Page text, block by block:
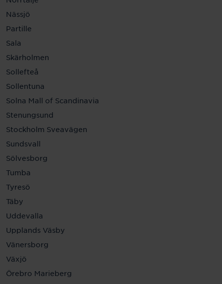
Nässjö
Partille
Sala
Skärholmen
Sollefteå
Sollentuna
Solna Mall of Scandinavia
Stenungsund
Stockholm Sveavägen
Sundsvall
Sölvesborg
Tumba
Tyresö
Täby
Uddevalla
Upplands Väsby
Vänersborg
Växjö
Örebro Marieberg